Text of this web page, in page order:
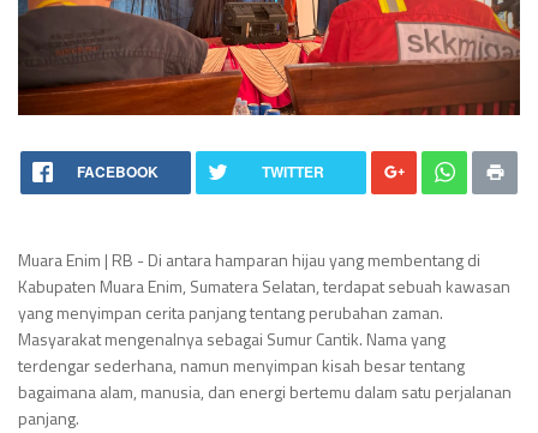
FACEBOOK TWITTER
Muara Enim | RB - Di antara hamparan hijau yang membentang di
Kabupaten Muara Enim, Sumatera Selatan, terdapat sebuah kawasan
yang menyimpan cerita panjang tentang perubahan zaman.
Masyarakat mengenalnya sebagai Sumur Cantik. Nama yang
terdengar sederhana, namun menyimpan kisah besar tentang
bagaimana alam, manusia, dan energi bertemu dalam satu perjalanan
panjang.